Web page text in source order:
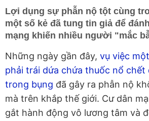
Lợi dụng sự phẫn nộ tột cùng
một số kẻ đã tung tin giả để
mạng khiến nhiều người "mắc
Những ngày gần đây, vụ việc
phải trái dứa chứa thuốc nổ chết
trong bụng đã gây ra phẫn nộ
mà trên khắp thế giới. Cư dân
gắt hành động vô lương tâm và